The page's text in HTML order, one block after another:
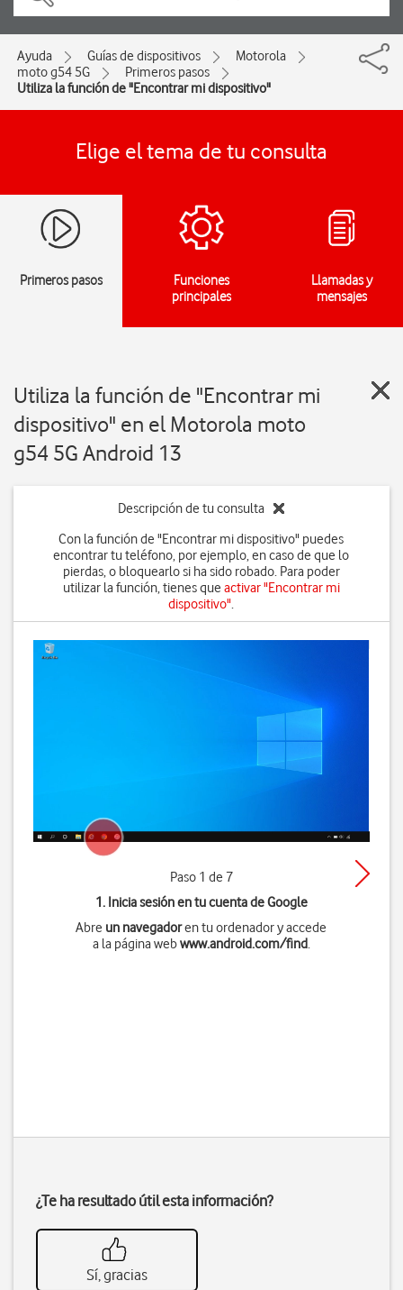
Ayuda Guías de dispositivos
Motorola
moto g54 5G
Primeros pasos
Utiliza la función de "Encontrar mi dispositivo"
Elige el tema de tu consulta
Primeros pasos
Funciones
principales
Llamadas y
mensajes
Utiliza la función de "Encontrar mi
dispositivo" en el Motorola moto
g54 5G Android 13
Descripción de tu consulta
Con la función de "Encontrar mi dispositivo" puedes
encontrar tu teléfono, por ejemplo, en caso de que lo
pierdas, o bloquearlo si ha sido robado. Para poder
utilizar la función, tienes que activar "Encontrar mi
dispositivo".
Paso 1 de 7
1. Inicia sesión en tu cuenta de Google
Abre un navegadoren tu ordenador y accede
a la página webwww.android.com/find.
¿Te ha resultado útil esta información?
Sí, gracias